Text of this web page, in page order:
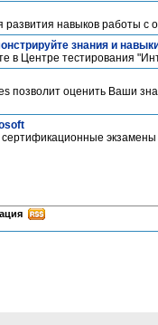
навыков работы с
знания и
в Центре тестирования
позволит оценить Ваши
сертификационные